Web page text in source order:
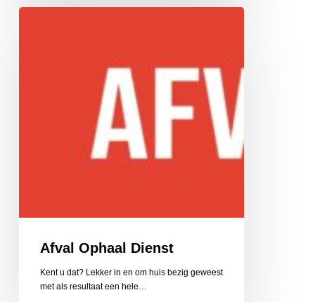
Afval Ophaal Dienst
Kent u dat? Lekker in en om huis bezig geweest
met als resultaat een hele…